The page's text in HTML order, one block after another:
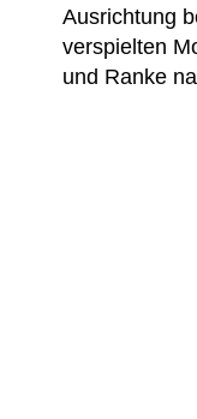
Ausrichtung
verspielten
und Ranke